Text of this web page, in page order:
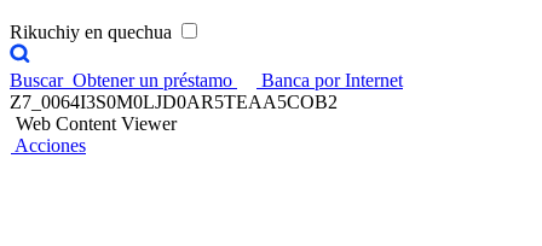
Rikuchiy en quechua
Buscar Obtener un préstamo
Banca por Internet
Z7_0064I3S0M0LJD0AR5TEAA5COB2
Web Content Viewer
Acciones